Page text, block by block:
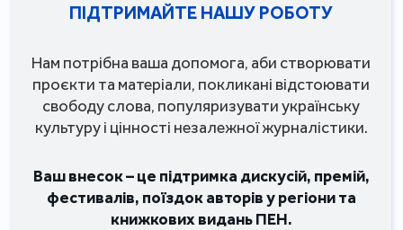
ПІДТРИМАЙТЕ НАШУ РОБОТУ
Нам потрібна ваша допомога, аби створювати
проєкти та матеріали, покликані відстоювати
свободу слова, популяризувати українську
культуру і цінності незалежної журналістики.
Ваш внесок – це підтримка дискусій, премій,
фестивалів, поїздок авторів у регіони та
книжкових видань ПЕН.